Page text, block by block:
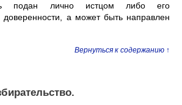
подан лично истцом либо его
доверенности, а может быть направлен
Вернуться к содержанию ↑